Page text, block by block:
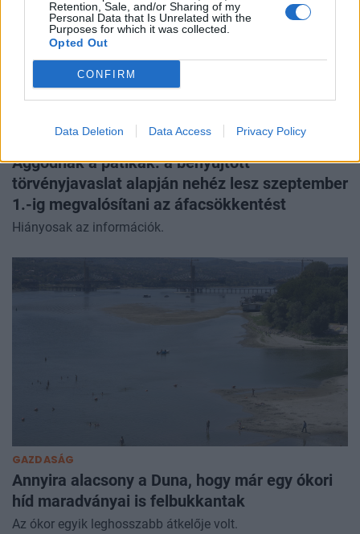
Retention, Sale, and/or Sharing of my
Personal Data that Is Unrelated with the
Purposes for which it was collected.
Opted Out
CONFIRM
Data Deletion Data Access Privacy Policy
Aggódnak a patikák: a benyújtott
törvényjavaslat alapján nehéz lesz szeptember
1.-ig megvalósítani az áfacsökkentést
Hiányosak az információk.
GAZDASÁG
Annyira alacsony a Duna, hogy már egy ókori
híd maradványai is felbukkantak
Az ókor egyik leghosszabb átkelője volt.